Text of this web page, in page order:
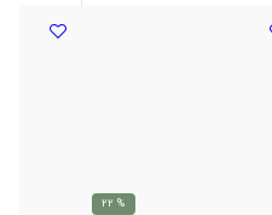
% 22